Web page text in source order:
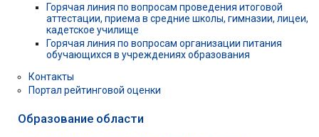
Горячая линия по вопросам проведения итоговой
аттестации, приема в средние школы, гимназии, лицеи,
кадетское училище
Горячая линия по вопросам организации питания
обучающихся в учреждениях образования
Контакты
Портал рейтинговой оценки
Образование области